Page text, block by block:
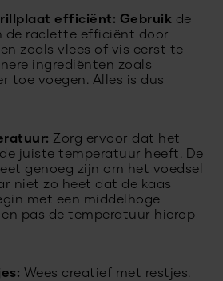
efficiënt: Gebruik de
de raclette efficiënt door
zoals vlees of vis eerst te
ingrediënten zoals
toe voegen. Alles is dus
Zorg ervoor dat het
juiste temperatuur heeft. De
genoeg zijn om het voedsel
niet zo heet dat de kaas
met een middelhoge
pas de temperatuur hierop
Wees creatief met restjes.